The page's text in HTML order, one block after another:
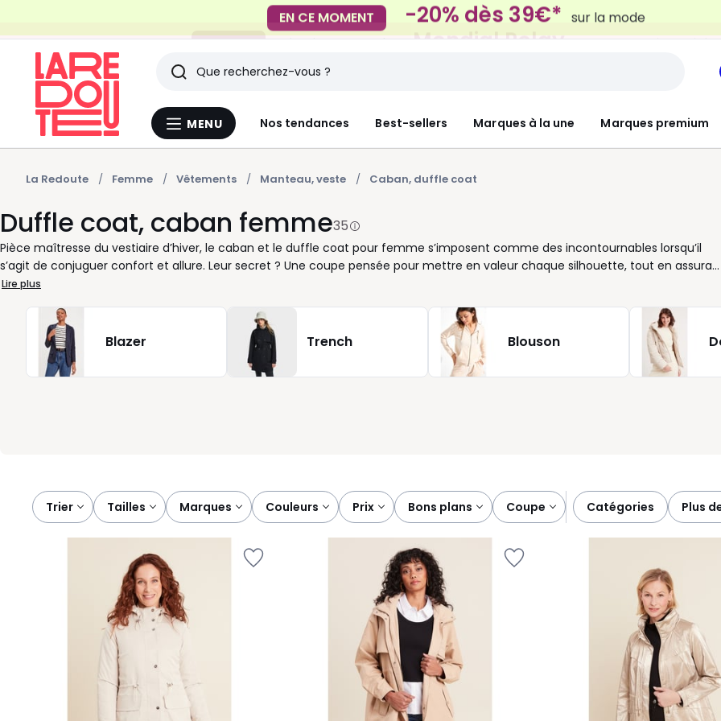
Livraison en Locker Mondial Relay pour vos petits articles
Menu
MENU Nos tendances Best-sellers Marques à la une Marques premium
Rechercher
Derniers
articles
vus
La Redoute Femme Vêtements Manteau, veste Caban, duffle coat
Duffle coat, caban femme35
Pièce maîtresse du vestiaire d’hiver, le caban et le duffle coat pour femme s’imposent comme des incontournables lorsqu’il
s’agit de conjuguer confort et allure. Leur secret ? Une coupe pensée pour mettre en valeur chaque silhouette, tout en assurant
une chaleur agréable au cœur de la saison froide. Qu’il soit en drap de laine doux ou légèrement structuré, votre manteau
à tous les styles : du caban court et raffiné au duffle coat plus enveloppant, chaque pièce offre une liberté de mouvement
idéale. Portez-les sur un pull fin ou une robe fluide selon votre envie du jour : ils s’accordent avec tout, sans effort. Chez La
Redoute, nous savons qu’un bon manteau fait toute la différence. Nous sélectionnons des vestes qui associent praticité,
finitions soignées et confort durable, pour que vous puissiez affronter l’hiver avec confiance et légèreté.
Lire plus
Blazer Trench Blouson
Trier
tailles marques couleurs prix bons plans coupe catégories plus